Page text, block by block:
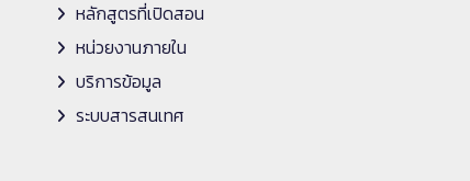
หลักสูตรที่เปิดสอน
หน่วยงานภายใน
บริการข้อมูล
ระบบสารสนเทศ